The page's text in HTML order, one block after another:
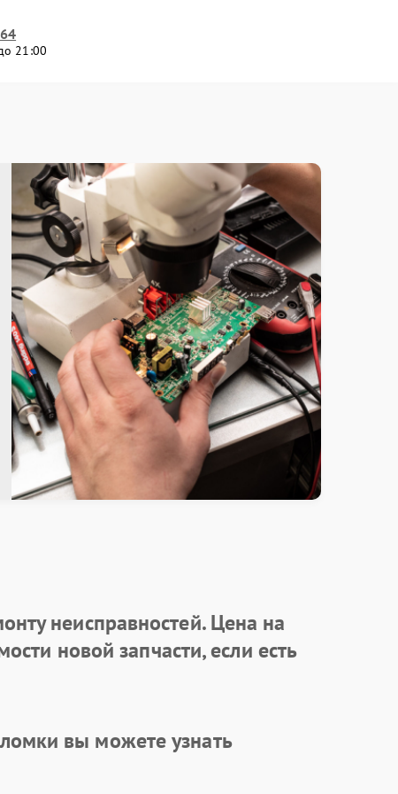
21:00
неисправностей. Цена на
новой запчасти, если есть
вы можете узнать